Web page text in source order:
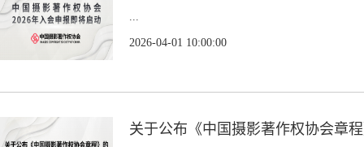
...
2026-04-01 10:00:00
关于公布《中国摄影著作权协会章